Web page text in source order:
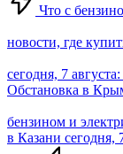
Что с
новости, где
сегодня, 7
Обстановка в
бензином и
в Казани сегодня,